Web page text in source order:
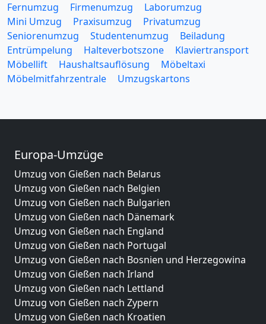
Fernumzug
Firmenumzug
Laborumzug
Mini Umzug
Praxisumzug
Privatumzug
Seniorenumzug
Studentenumzug
Beiladung
Entrümpelung
Halteverbotszone
Klaviertransport
Möbellift
Haushaltsauflösung
Möbeltaxi
Möbelmitfahrzentrale
Umzugskartons
Europa-Umzüge
Umzug von Gießen nach Belarus
Umzug von Gießen nach Belgien
Umzug von Gießen nach Bulgarien
Umzug von Gießen nach Dänemark
Umzug von Gießen nach England
Umzug von Gießen nach Portugal
Umzug von Gießen nach Bosnien und Herzegowina
Umzug von Gießen nach Irland
Umzug von Gießen nach Lettland
Umzug von Gießen nach Zypern
Umzug von Gießen nach Kroatien